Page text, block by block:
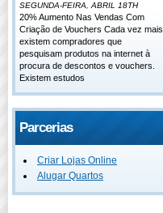
SEGUNDA-FEIRA, ABRIL 18TH
20% Aumento Nas Vendas Com
Criação de Vouchers Cada vez mais
existem compradores que
pesquisam produtos na internet à
procura de descontos e vouchers.
Existem estudos
Parcerias
Criar Lojas Online
Alugar Quartos